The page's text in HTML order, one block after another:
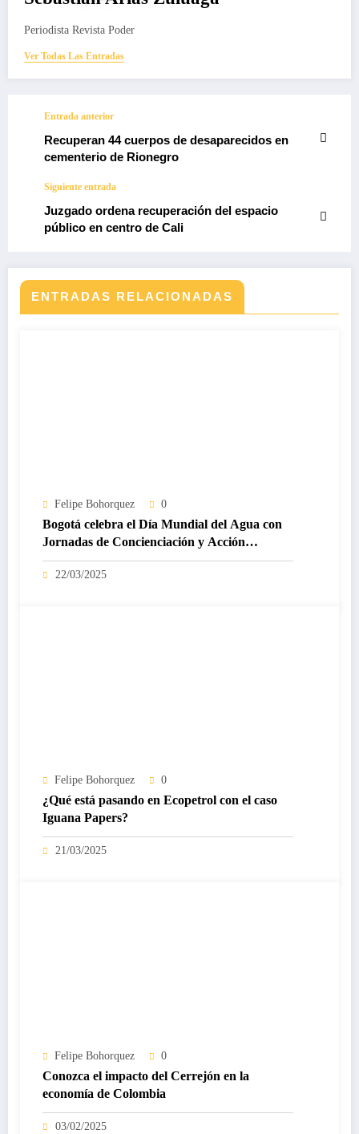
Periodista Revista Poder
Ver Todas Las Entradas
Entrada anterior
Recuperan 44 cuerpos de desaparecidos en
cementerio de Rionegro
Siguiente entrada
Juzgado ordena recuperación del espacio
público en centro de Cali
ENTRADAS RELACIONADAS
Felipe Bohorquez 0
Bogotá celebra el Día Mundial del Agua con
Jornadas de Concienciación y Acción
Ambiental
22/03/2025
Felipe Bohorquez 0
¿Qué está pasando en Ecopetrol con el caso
Iguana Papers?
21/03/2025
Felipe Bohorquez 0
Conozca el impacto del Cerrejón en la
economía de Colombia
03/02/2025